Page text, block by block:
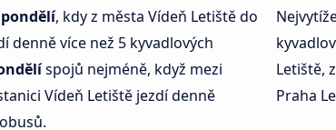
pondělí, kdy z města Vídeň Letiště do
denně více než 5 kyvadlových
spojů nejméně, když mezi
Vídeň Letiště jezdí denně
Letiště,
Praha